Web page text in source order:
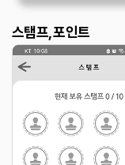
스탬프, 포인트